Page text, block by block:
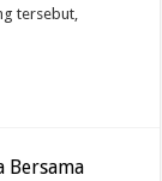
tersebut,
Bersama